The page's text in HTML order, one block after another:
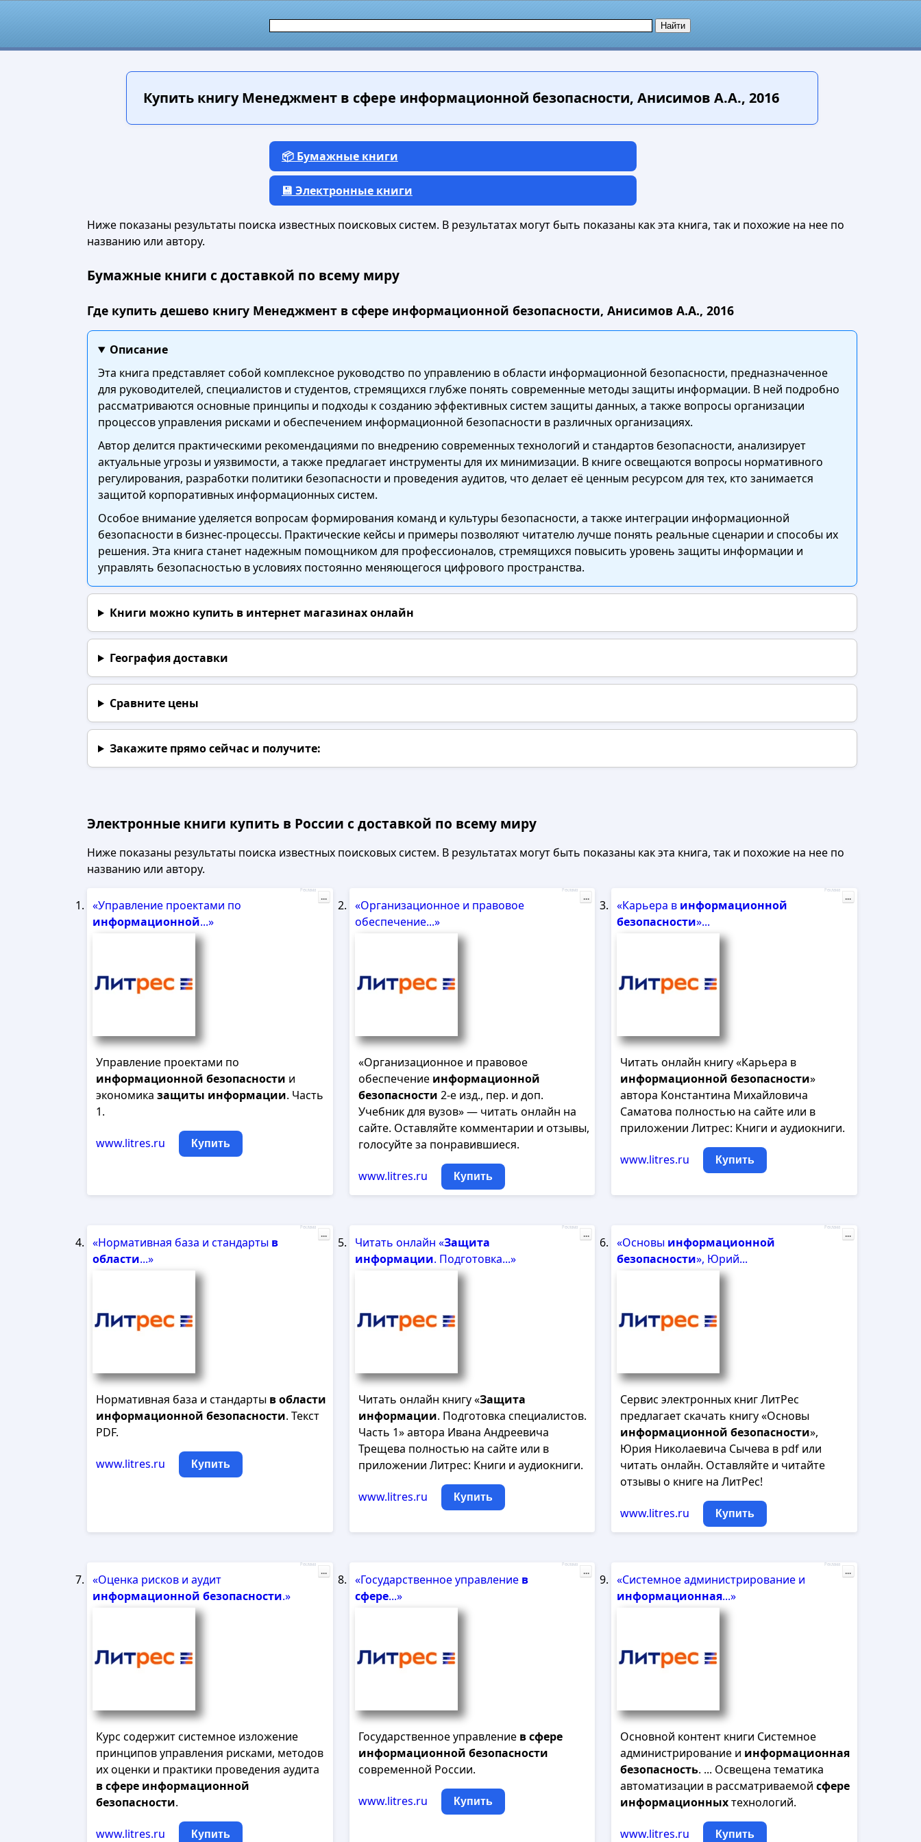
Купить книгуМенеджмент в сфере информационной безопасности, Анисимов А.А., 2016
📦 Бумажные книги
💾 Электронные книги
Ниже показаны результаты поиска известных поисковых систем. В результатах могут быть показаны как эта книга, так и похожие на нее по
названию или автору.
Бумажные книги с доставкой по всему миру
Где купить дешево книгу Менеджмент в сфере информационной безопасности, Анисимов А.А., 2016
Описание
Эта книга представляет собой комплексное руководство по управлению в области информационной безопасности, предназначенное
для руководителей, специалистов и студентов, стремящихся глубже понять современные методы защиты информации. В ней подробно
рассматриваются основные принципы и подходы к созданию эффективных систем защиты данных, а также вопросы организации
процессов управления рисками и обеспечением информационной безопасности в различных организациях.
Автор делится практическими рекомендациями по внедрению современных технологий и стандартов безопасности, анализирует
актуальные угрозы и уязвимости, а также предлагает инструменты для их минимизации. В книге освещаются вопросы нормативного
регулирования, разработки политики безопасности и проведения аудитов, что делает её ценным ресурсом для тех, кто занимается
защитой корпоративных информационных систем.
Особое внимание уделяется вопросам формирования команд и культуры безопасности, а также интеграции информационной
безопасности в бизнес-процессы. Практические кейсы и примеры позволяют читателю лучше понять реальные сценарии и способы их
решения. Эта книга станет надежным помощником для профессионалов, стремящихся повысить уровень защиты информации и
управлять безопасностью в условиях постоянно меняющегося цифрового пространства.
Книги можно купить в интернет магазинах онлайн
География доставки
Сравните цены
Закажите прямо сейчаси получите:
Электронные книги купить в России с доставкой по всему миру
Ниже показаны результаты поиска известных поисковых систем. В результатах могут быть показаны как эта книга, так и похожие на нее по
названию или автору.
«Управление проектами по
информационной...»
Управление проектами по
информационной безопасности и
экономика защиты информации. Часть
1.
www.litres.ru Купить
Реклама
...
«Организационное и правовое
обеспечение...»
«Организационное и правовое
обеспечение информационной
безопасности 2-е изд., пер. и доп.
Учебник для вузов» — читать онлайн на
сайте. Оставляйте комментарии и отзывы,
голосуйте за понравившиеся.
www.litres.ru Купить
Реклама
...
«Карьера в информационной
безопасности»...
Читать онлайн книгу «Карьера в
информационной безопасности»
автора Константина Михайловича
Саматова полностью на сайте или в
приложении Литрес: Книги и аудиокниги.
www.litres.ru Купить
Реклама
...
«Нормативная база и стандарты в
области...»
Нормативная база и стандарты вобласти
информационной безопасности. Текст
PDF.
www.litres.ru Купить
Реклама
...
Читать онлайн «Защита
информации. Подготовка...»
Читать онлайн книгу «Защита
информации. Подготовка специалистов.
Часть 1» автора Ивана Андреевича
Трещева полностью на сайте или в
приложении Литрес: Книги и аудиокниги.
www.litres.ru Купить
Реклама
...
«Основы информационной
безопасности», Юрий...
Сервис электронных книг ЛитРес
предлагает скачать книгу «Основы
информационной безопасности»,
Юрия Николаевича Сычева в pdf или
читать онлайн. Оставляйте и читайте
отзывы о книге на ЛитРес!
www.litres.ru Купить
Реклама
...
«Оценка рисков и аудит
информационной безопасности.»
Курс содержит системное изложение
принципов управления рисками, методов
их оценки и практики проведения аудита
всфере информационной
безопасности.
www.litres.ru Купить
Реклама
...
«Государственное управление в
сфере...»
Государственное управление всфере
информационной безопасности
современной России.
www.litres.ru Купить
Реклама
...
«Системное администрирование и
информационная...»
Основной контент книги Системное
администрирование и информационная
безопасность. ... Освещена тематика
автоматизации в рассматриваемойсфере
информационныхтехнологий.
www.litres.ru Купить
Реклама
...